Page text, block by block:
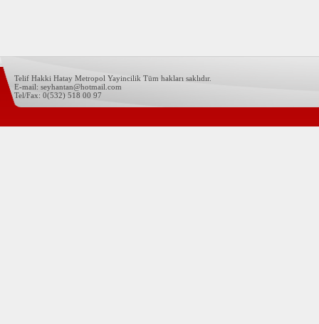
Telif Hakki Hatay Metropol Yayincilik Tüm hakları saklıdır.
E-mail: seyhantan@hotmail.com
Tel/Fax: 0(532) 518 00 97